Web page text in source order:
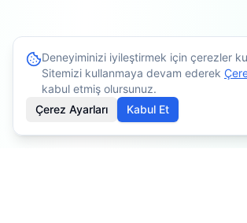
Deneyiminizi iyileştirmek için çerezler
Sitemizi kullanmaya devam ederek
kabul etmiş olursunuz.
Çerez Ayarları
Kabul Et